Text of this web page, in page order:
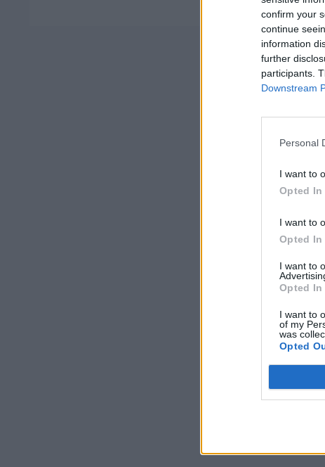
confirm your
continue
information
further
participants.
Downstream
Personal
I want to
Opted In
I want to
Opted In
I want to
Opted In
I want to
of my
was
Opted